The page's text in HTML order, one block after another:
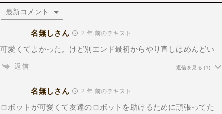
最新コメント
名無しさん 2 年 前のテキスト
可愛くてよかった。けど別エンド最初からやり直しはめんどい
返信 返信を見る (1)
名無しさん 2 年 前のテキスト
ロボットが可愛くて友達のロボットを助けるために頑張ってた